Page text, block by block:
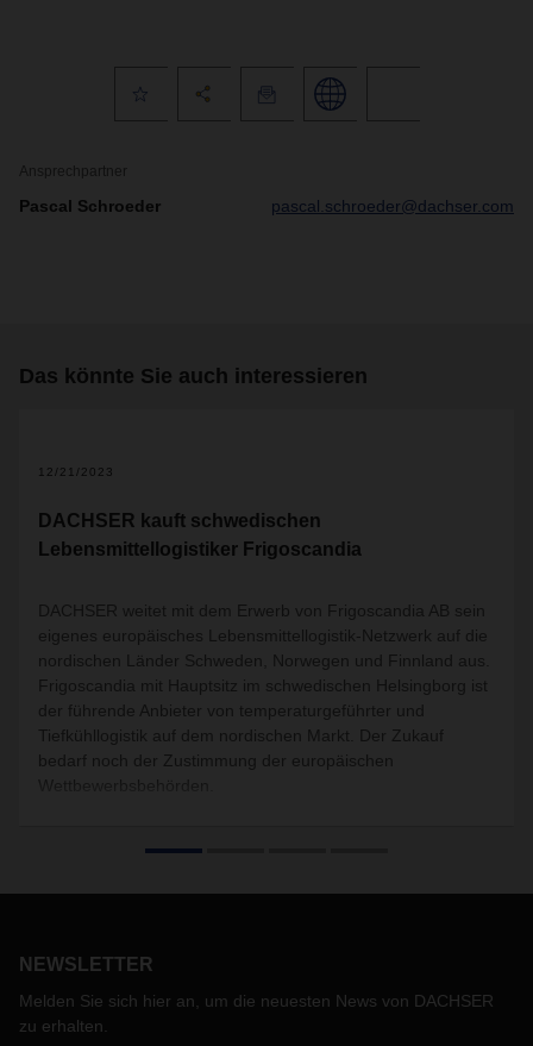
Ansprechpartner
Pascal Schroeder pascal.schroeder@dachser.com
Das könnte Sie auch interessieren
12/21/2023
DACHSER kauft schwedischen
Lebensmittellogistiker Frigoscandia
DACHSER weitet mit dem Erwerb von Frigoscandia AB sein
eigenes europäisches Lebensmittellogistik-Netzwerk auf die
nordischen Länder Schweden, Norwegen und Finnland aus.
Frigoscandia mit Hauptsitz im schwedischen Helsingborg ist
der führende Anbieter von temperaturgeführter und
Tiefkühllogistik auf dem nordischen Markt. Der Zukauf
bedarf noch der Zustimmung der europäischen
NEWSLETTER
Melden Sie sich hier an, um die neuesten News von DACHSER
zu erhalten.